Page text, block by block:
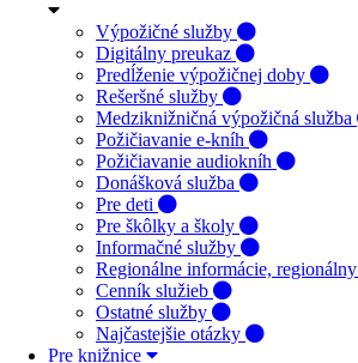
Výpožičné služby
Digitálny preukaz
Predĺženie výpožičnej doby
Rešeršné služby
Medziknižničná výpožičná služba
Požičiavanie e-kníh
Požičiavanie audiokníh
Donášková služba
Pre deti
Pre škôlky a školy
Informačné služby
Regionálne informácie,
Cenník služieb
Ostatné služby
Najčastejšie otázky
Pre knižnice